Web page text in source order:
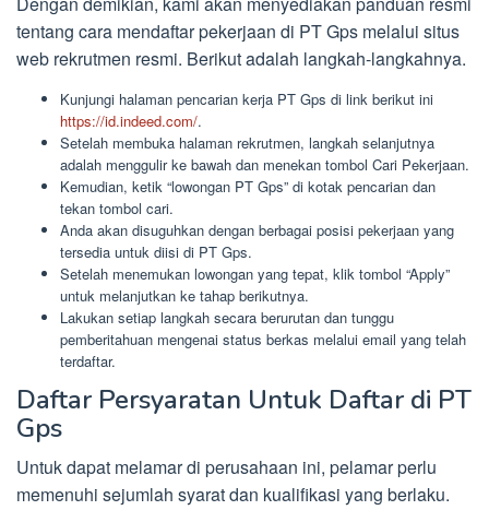
tentang cara mendaftar pekerjaan di PT Gps melalui situs
web rekrutmen resmi. Berikut adalah langkah-langkahnya.
Kunjungi halaman pencarian kerja PT Gps di link berikut ini
https://id.indeed.com/.
Setelah membuka halaman rekrutmen, langkah selanjutnya
adalah menggulir ke bawah dan menekan tombol Cari Pekerjaan.
Kemudian, ketik “lowongan PT Gps” di kotak pencarian dan
tekan tombol cari.
Anda akan disuguhkan dengan berbagai posisi pekerjaan yang
tersedia untuk diisi di PT Gps.
Setelah menemukan lowongan yang tepat, klik tombol “Apply”
untuk melanjutkan ke tahap berikutnya.
Lakukan setiap langkah secara berurutan dan tunggu
pemberitahuan mengenai status berkas melalui email yang telah
terdaftar.
Daftar Persyaratan Untuk Daftar di PT
Gps
Untuk dapat melamar di perusahaan ini, pelamar perlu
memenuhi sejumlah syarat dan kualifikasi yang berlaku.